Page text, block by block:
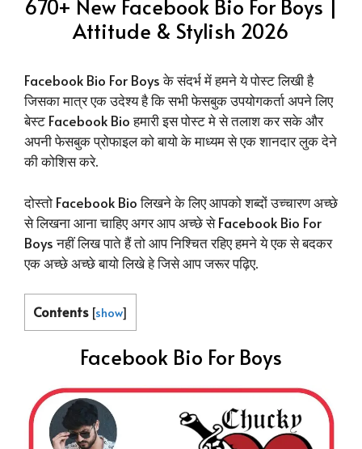
670+ New Facebook Bio For Boys |
Attitude & Stylish 2026
Facebook Bio For Boys के संदर्भ में हमने ये पोस्ट लिखी है
जिसका मात्र एक उदेश्य है कि सभी फेसबुक उपयोगकर्ता अपने लिए
बेस्ट Facebook Bio हमारी इस पोस्ट मे से तलाश कर सके और
अपनी फेसबुक प्रोफाइल को बायो के माध्यम से एक शानदार लुक देने
की कोशिस करे.
दोस्तो Facebook Bio लिखने के लिए आपको शब्दों उच्चारण अच्छे
से लिखना आना चाहिए अगर आप अच्छे से Facebook Bio For
Boys नहीं लिख पाते हैं तो आप निश्चित रहिए हमने ये एक से बदकर
एक अच्छे अच्छे बायो लिखे हे जिसे आप जरूर पढ़िए.
Contents [show]
Facebook Bio For Boys